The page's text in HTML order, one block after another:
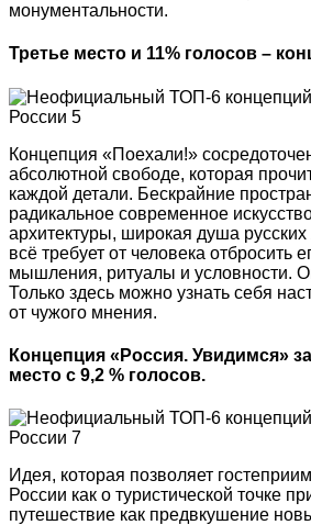
монументальности.
Третье место и 11% голосов –
Концепция «Поехали!»
абсолютной свободе, которая
каждой детали. Бескрайние
радикальное современное
архитектуры, широкая душа
всё требует от человека отбросить
мышления, ритуалы и условности.
Только здесь можно узнать себя
от чужого мнения.
Концепция «Россия. Увидимся»
место с 9,2 % голосов.
Идея, которая позволяет
России как о туристической точке
путешествие как предвкушение